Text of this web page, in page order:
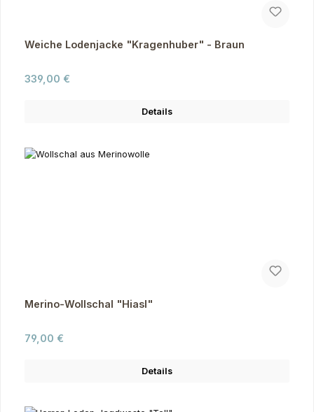
Weiche Lodenjacke "Kragenhuber" - Braun
Regulärer Preis:
339,00 €
Details
Merino-Wollschal "Hiasl"
Regulärer Preis:
79,00 €
Details